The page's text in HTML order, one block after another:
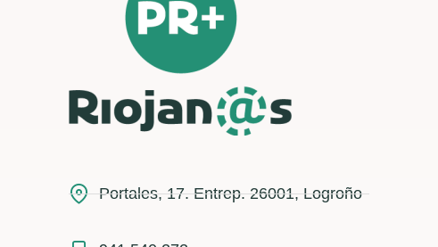
Portales, 17. Entrep. 26001, Logroño